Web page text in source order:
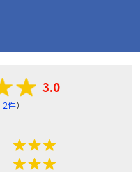
3.0
2件）